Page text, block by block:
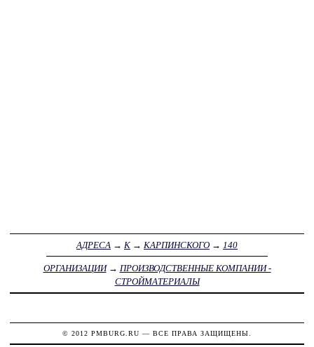
АДРЕСА → К → КАРПИНСКОГО → 140
ОРГАНИЗАЦИИ→ ПРОИЗВОДСТВЕННЫЕ КОМПАНИИ -
СТРОЙМАТЕРИАЛЫ
© 2012 PMBURG.RU — ВСЕ ПРАВА ЗАЩИЩЕНЫ.